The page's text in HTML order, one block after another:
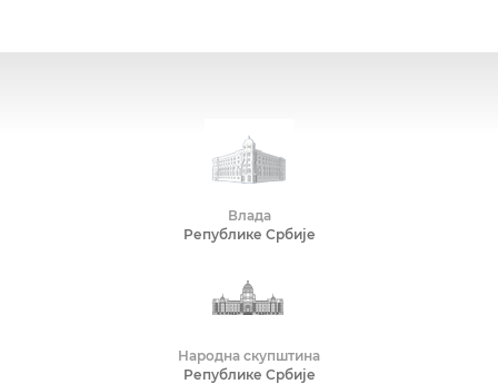
Влада
Републике Србије
Народна скупштина
Републике Србије